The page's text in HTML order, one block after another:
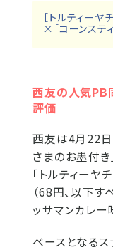
［トルティーヤ
×［コーンステ
西友の人気PB
評価
西友は4月22日
さまのお墨付
「トルティーヤ
（68円、以下す
ッサマンカレー
ベースとなるス